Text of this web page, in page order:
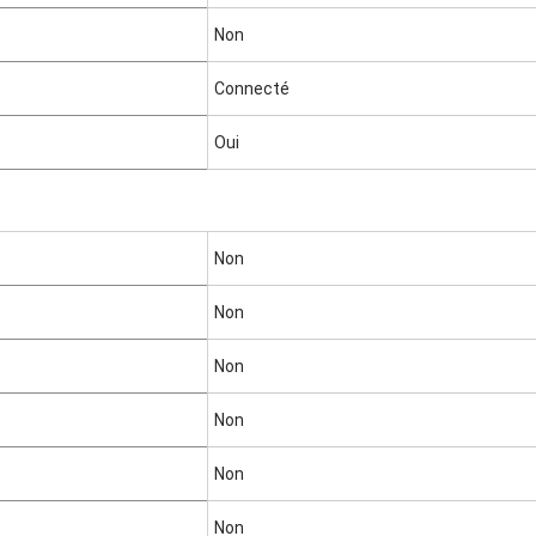
Non
Connecté
Oui
Non
Non
Non
Non
Non
Non